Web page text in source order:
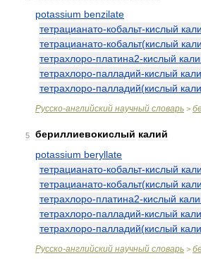
potassium benzilate
тетрацианато-кобальт-кислый
тетрацианато-кобальт(кислый
тетрахлоро-платина2-кислый
тетрахлоро-палладий-кислый
тетрахлоро-палладий(кислый
Русско-английский научный словарь >
5 бериллиевокислый калий
potassium beryllate
тетрацианато-кобальт-кислый
тетрацианато-кобальт(кислый
тетрахлоро-платина2-кислый
тетрахлоро-палладий-кислый
тетрахлоро-палладий(кислый
Русско-английский научный словарь >